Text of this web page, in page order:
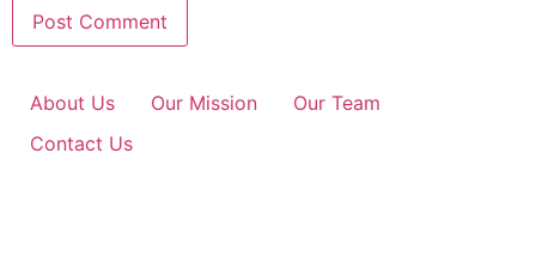
About Us Our Mission
Our Team
Contact Us